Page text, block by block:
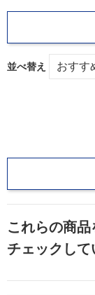
並べ替え
これらの商
チェックして